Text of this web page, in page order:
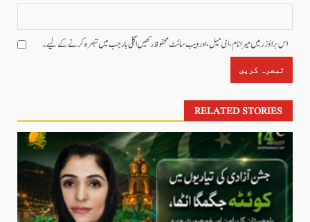
اس براؤزر میں میرا نام، ای میل، اور ویب سائٹ محفوظ رکھیں اگلی بار جب میں تبصرہ کرنے کےلیے۔
RELATED STORIES